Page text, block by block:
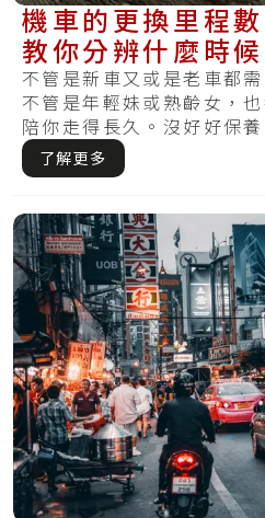
機車的更換里程
教你分辨什麼時
煞車油
不管是新車又或是老車都
不管是年輕妹或熟齡女，
陪你走得長久。沒好好保
損傷.....
了解更多